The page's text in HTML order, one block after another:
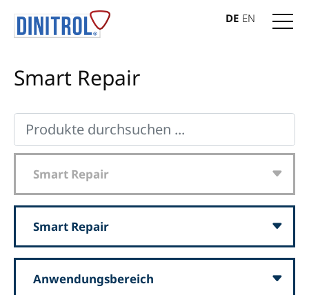
DE EN
Smart Repair
Smart Repair
Smart Repair
Anwendungsbereich